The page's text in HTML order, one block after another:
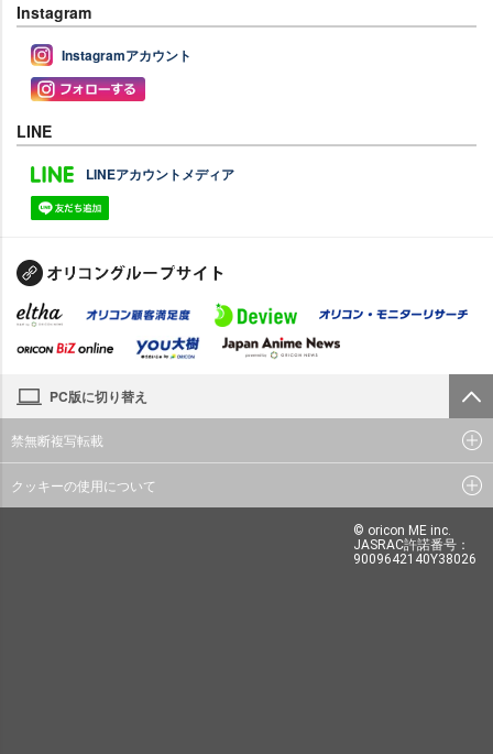
Instagram
Instagramアカウント
LINE
LINEアカウントメディア
PC版に切り替え
禁無断複写転載
クッキーの使用について
© oricon ME inc.
JASRAC許諾番号：
9009642140Y38026